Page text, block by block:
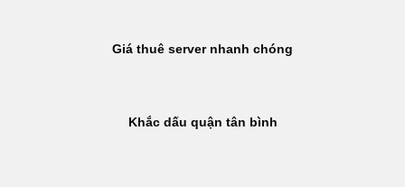
Giá thuê server nhanh chóng
Khắc dấu quận tân bình